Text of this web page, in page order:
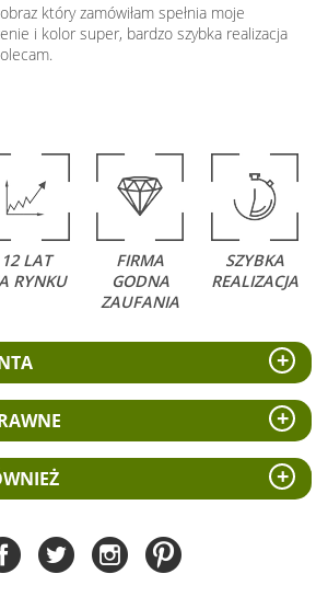
który zamówiłam spełnia moje
i kolor super, bardzo szybka realizacja
12 LAT
RYNKU
FIRMA
GODNA
ZAUFANIA
SZYBKA
REALIZACJA